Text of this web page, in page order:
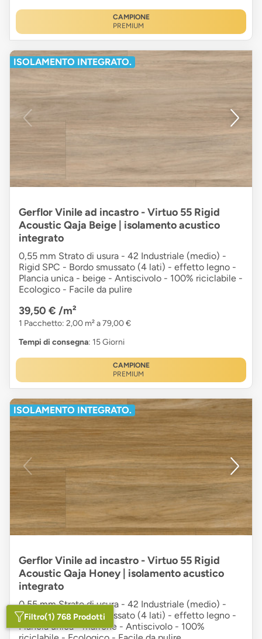
CAMPIONE
PREMIUM
ISOLAMENTO INTEGRATO.
Gerflor Vinile ad incastro - Virtuo 55 Rigid
Acoustic Qaja Beige | isolamento acustico
integrato
0,55 mm Strato di usura - 42 Industriale (medio) -
Rigid SPC - Bordo smussato (4 lati) - effetto legno -
Plancia unica - beige - Antiscivolo - 100% riciclabile -
Ecologico - Facile da pulire
39,50 € /m²
1 Pacchetto: 2,00 m² a 79,00 €
Tempi di consegna: 15 Giorni
CAMPIONE
PREMIUM
ISOLAMENTO INTEGRATO.
Gerflor Vinile ad incastro - Virtuo 55 Rigid
Acoustic Qaja Honey | isolamento acustico
integrato
0,55 mm Strato di usura - 42 Industriale (medio) -
Rigid SPC - Bordo smussato (4 lati) - effetto legno -
Plancia unica - marrone - Antiscivolo - 100%
Filtro(1) 768 Prodotti